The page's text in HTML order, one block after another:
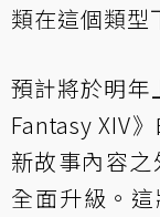
類在這個類型
預計將於明年
Fantasy XIV
新故事內容
全面升級。